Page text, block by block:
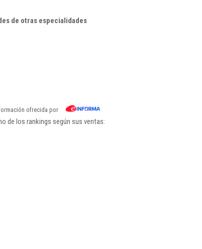
de otras especialidades
ofrecida por
de los rankings según sus ventas: